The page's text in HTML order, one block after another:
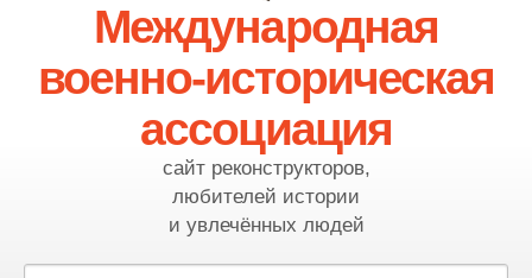
Международная
военно-историческая
ассоциация
сайт реконструкторов,
любителей истории
и увлечённых людей